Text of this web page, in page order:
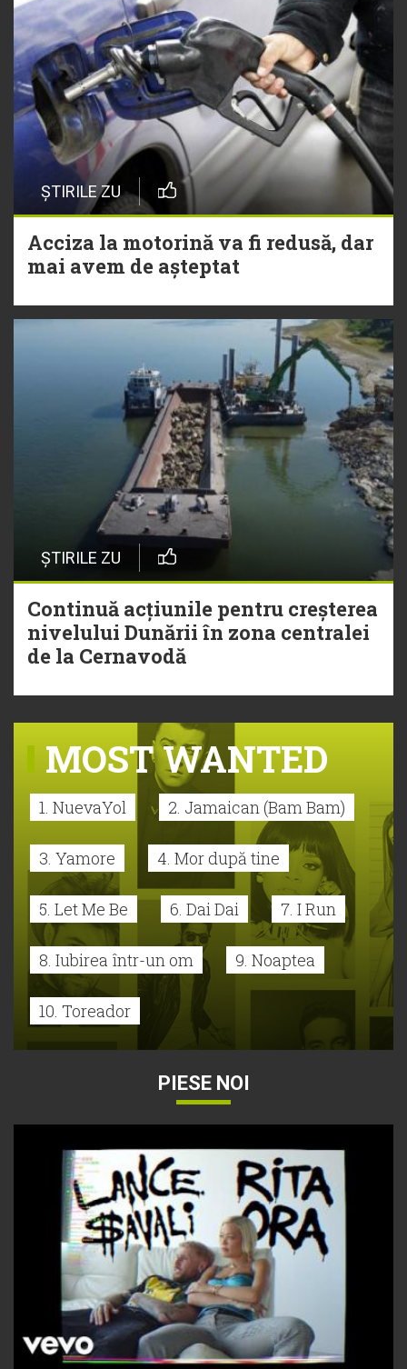
ȘTIRILE ZU
Acciza la motorină va fi redusă, dar
mai avem de așteptat
ȘTIRILE ZU
Continuă acțiunile pentru creșterea
nivelului Dunării în zona centralei
de la Cernavodă
MOST WANTED
1. NuevaYol 2. Jamaican (Bam Bam)
3. Yamore 4. Mor după tine
5. Let Me Be 6. Dai Dai 7. I Run
8. Iubirea într-un om 9. Noaptea
10. Toreador
PIESE NOI